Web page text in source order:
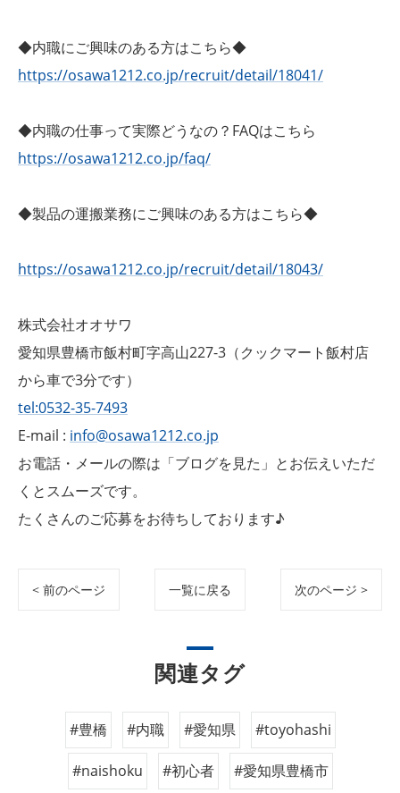
◆内職にご興味のある方はこちら◆
https://osawa1212.co.jp/recruit/detail/18041/
◆内職の仕事って実際どうなの？FAQはこちら
https://osawa1212.co.jp/faq/
◆製品の運搬業務にご興味のある方はこちら◆
https://osawa1212.co.jp/recruit/detail/18043/
株式会社オオサワ
愛知県豊橋市飯村町字高山227-3（クックマート飯村店
から車で3分です）
tel:0532-35-7493
E-mail : info@osawa1212.co.jp
お電話・メールの際は「ブログを見た」とお伝えいただ
くとスムーズです。
たくさんのご応募をお待ちしております♪
< 前のページ 一覧に戻る 次のページ >
関連タグ
#豊橋 #内職 #愛知県 #toyohashi
#naishoku #初心者 #愛知県豊橋市